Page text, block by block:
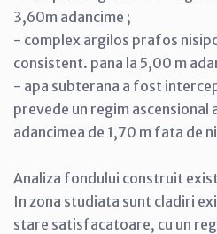
3,60m adancime ;
- complex argilos prafos
consistent. pana la 5,00 m
- apa subterana a fost
prevede un regim ascensional
adancimea de 1,70 m fata de
Analiza fondului construit
In zona studiata sunt cladiri
stare satisfacatoare, cu un